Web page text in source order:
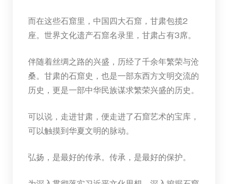
而在这些石窟里，中国四大石窟，甘肃包揽2
座。世界文化遗产石窟名录里，甘肃占有3席。
伴随着丝绸之路的兴盛，历经了千余年繁荣与沧
桑。甘肃的石窟史，也是一部东西方文明交流的
历史，更是一部中华民族谋求繁荣兴盛的历史。
可以说，走进甘肃，便走进了石窟艺术的宝库，
可以触摸到华夏文明的脉动。
弘扬，是最好的传承。传承，是最好的保护。